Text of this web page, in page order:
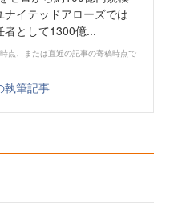
ナイテッドアローズでは
者として1300億...
点、または直近の記事の寄稿時点で
執筆記事